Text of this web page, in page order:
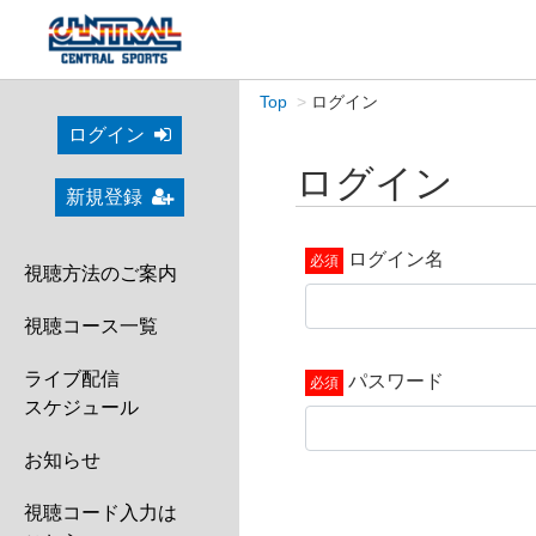
ログイン
新規登録
視聴方法のご案内
視聴コース一覧
ライブ配信
スケジュール
お知らせ
視聴コード入力は
Top ログイン
ログイン
ログイン名
パスワード